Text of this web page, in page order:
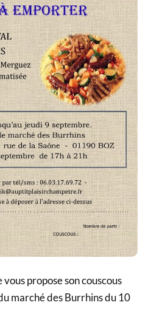
propose son couscous
marché des Burrhins du 10